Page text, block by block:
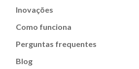
Inovações
Como funciona
Perguntas frequentes
Blog